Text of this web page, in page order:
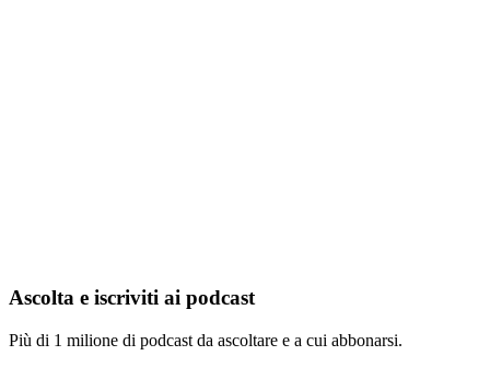
Ascolta e iscriviti ai podcast
Più di 1 milione di podcast da ascoltare e a cui abbonarsi.